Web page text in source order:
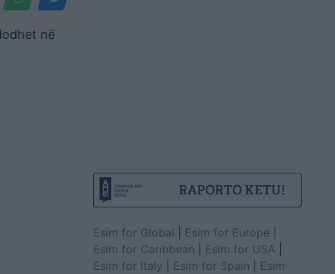
në
Esim for Global Esim for Europe
Esim for Caribbean
Esim for USA
Esim for Italy
Esim for Spain
Esim